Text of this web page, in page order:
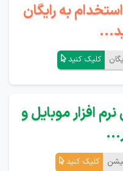
به رایگان
کلیک کنید
افزار موبایل و
کلیک کنید